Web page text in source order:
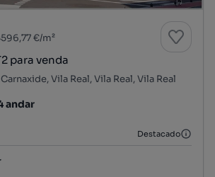
€/m²
para venda
Vila Real, Vila Real, Vila Real
andar
Destacado